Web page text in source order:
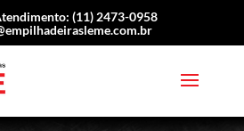
(11) 2473-0958